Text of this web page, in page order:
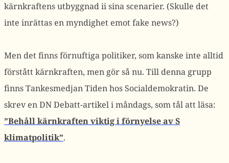
kärnkraftens utbyggnad ii sina scenarier. (Skulle det
inte inrättas en myndighet emot fake news?)
Men det finns förnuftiga politiker, som kanske inte alltid
förstått kärnkraften, men gör så nu. Till denna grupp
finns Tankesmedjan Tiden hos Socialdemokratin. De
skrev en DN Debatt-artikel i måndags, som tål att läsa:
”Behåll kärnkraften viktig i förnyelse av S
klimatpolitik”.